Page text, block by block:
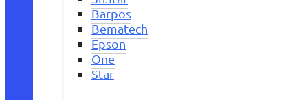
Barpos
Bematech
Epson
One
Star